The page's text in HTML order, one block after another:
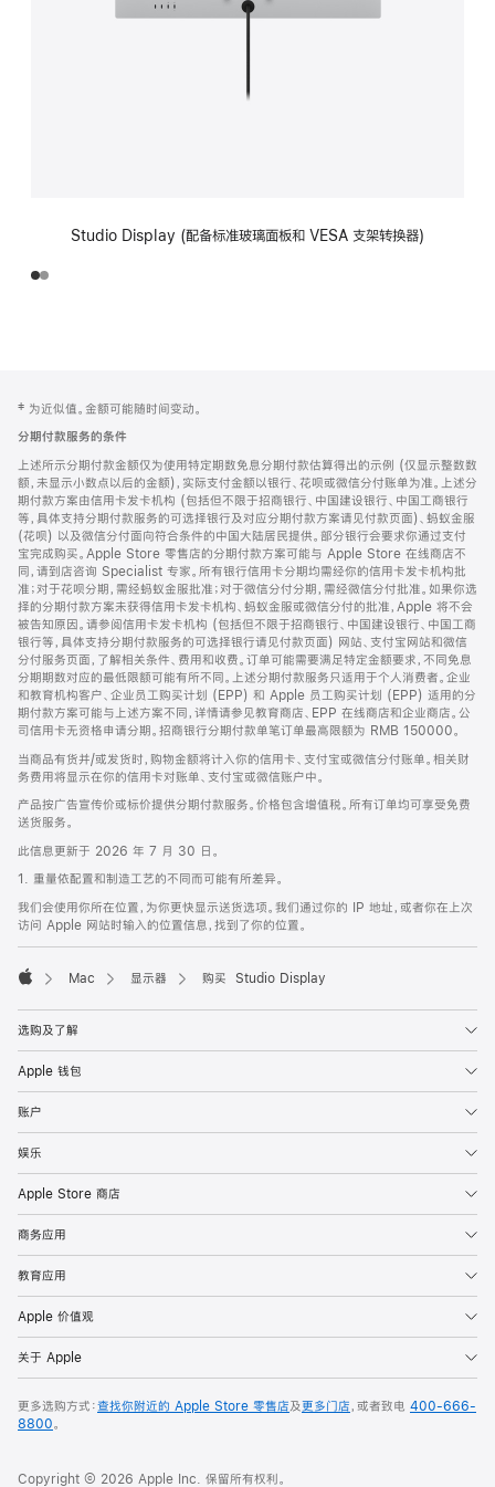
Studio Display (配备标准玻璃面板和 VESA 支架转换器)
页
页
脚
注
‡ 为近似值。金额可能随时间变动。
分期付款服务的条件
上述所示分期付款金额仅为使用特定期数免息分期付款估算得出的示例 (仅显示整数数
额，未显示小数点以后的金额)，实际支付金额以银行、花呗或微信分付账单为准。上述分
期付款方案由信用卡发卡机构 (包括但不限于招商银行、中国建设银行、中国工商银行
等，具体支持分期付款服务的可选择银行及对应分期付款方案请见付款页面)、蚂蚁金服
(花呗) 以及微信分付面向符合条件的中国大陆居民提供。部分银行会要求你通过支付
宝完成购买。Apple Store 零售店的分期付款方案可能与 Apple Store 在线商店不
同，请到店咨询 Specialist 专家。所有银行信用卡分期均需经你的信用卡发卡机构批
准；对于花呗分期，需经蚂蚁金服批准；对于微信分付分期，需经微信分付批准。如果你选
择的分期付款方案未获得信用卡发卡机构、蚂蚁金服或微信分付的批准，Apple 将不会
被告知原因。请参阅信用卡发卡机构 (包括但不限于招商银行、中国建设银行、中国工商
银行等，具体支持分期付款服务的可选择银行请见付款页面) 网站、支付宝网站和微信
分付服务页面，了解相关条件、费用和收费。订单可能需要满足特定金额要求，不同免息
分期期数对应的最低限额可能有所不同。上述分期付款服务只适用于个人消费者。企业
和教育机构客户、企业员工购买计划 (EPP) 和 Apple 员工购买计划 (EPP) 适用的分
期付款方案可能与上述方案不同，详情请参见教育商店、EPP 在线商店和企业商店。公
司信用卡无资格申请分期。招商银行分期付款单笔订单最高限额为 RMB 150000。
当商品有货并/或发货时，购物金额将计入你的信用卡、支付宝或微信分付账单。相关财
务费用将显示在你的信用卡对账单、支付宝或微信账户中。
产品按广告宣传价或标价提供分期付款服务。价格包含增值税。所有订单均可享受免费
送货服务。
此信息更新于 2026 年 7 月 30 日。
1. 重量依配置和制造工艺的不同而可能有所差异。
我们会使用你所在位置，为你更快显示送货选项。我们通过你的 IP 地址，或者你在上次
访问 Apple 网站时输入的位置信息，找到了你的位置。
Mac 显示器 购买 Studio Display
选购及了解
Apple 钱包
账户
娱乐
Apple Store 商店
商务应用
教育应用
Apple 价值观
关于 Apple
更多选购方式：查找你附近的 Apple Store 零售店及更多门店，或者致电 400-666-
8800。
Copyright © 2026 Apple Inc. 保留所有权利。